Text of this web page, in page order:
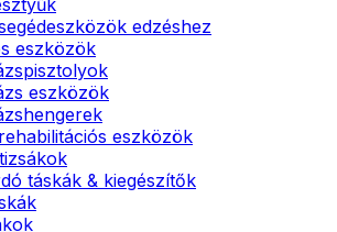
edzéshez
eszközök
eszközök
eszközök
táskák & kiegészítők